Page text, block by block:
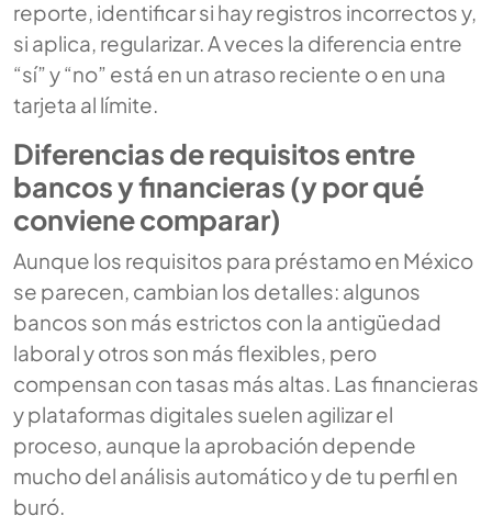
reporte, identificar si hay registros incorrectos y,
si aplica, regularizar. A veces la diferencia entre
“sí” y “no” está en un atraso reciente o en una
tarjeta al límite.
Diferencias de requisitos entre
bancos y financieras (y por qué
conviene comparar)
Aunque los requisitos para préstamo en México
se parecen, cambian los detalles: algunos
bancos son más estrictos con la antigüedad
laboral y otros son más flexibles, pero
compensan con tasas más altas. Las financieras
y plataformas digitales suelen agilizar el
proceso, aunque la aprobación depende
mucho del análisis automático y de tu perfil en
buró.